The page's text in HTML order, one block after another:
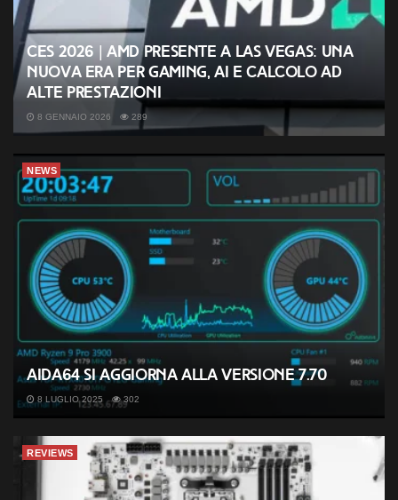
CES 2026 | AMD presente a Las Vegas: una
nuova era per gaming, AI e calcolo ad
alte prestazioni
8 GENNAIO 2026 289
NEWS
AIDA64 si aggiorna alla versione 7.70
8 LUGLIO 2025 302
REVIEWS